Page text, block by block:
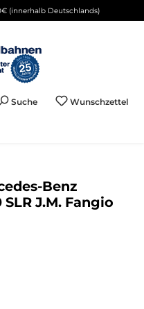
(innerhalb Deutschlands)
Suche WunschzettelDu
Benz
J.M. Fangio